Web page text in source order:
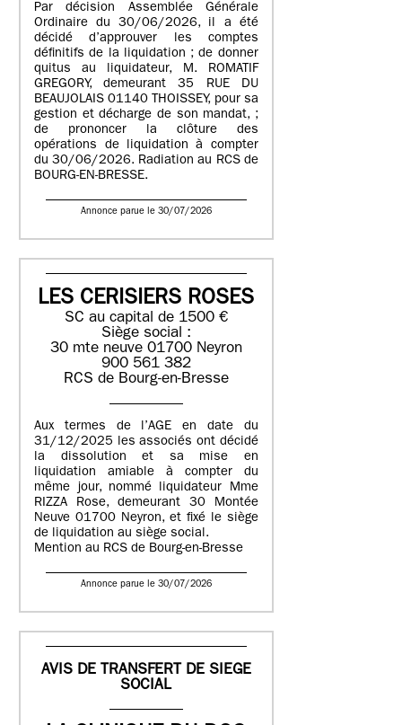
Par décision Assemblée Générale
Ordinaire du 30/06/2026, il a été
décidé d’approuver les comptes
définitifs de la liquidation ; de donner
quitus au liquidateur, M. ROMATIF
GREGORY, demeurant 35 RUE DU
BEAUJOLAIS 01140 THOISSEY, pour sa
gestion et décharge de son mandat, ;
de prononcer la clôture des
opérations de liquidation à compter
du 30/06/2026. Radiation au RCS de
BOURG-EN-BRESSE.
Annonce parue le 30/07/2026
LES CERISIERS ROSES
SC au capital de 1500 €
Siège social :
30 mte neuve 01700 Neyron
900 561 382
RCS de Bourg-en-Bresse
Aux termes de l’AGE en date du
31/12/2025 les associés ont décidé
la dissolution et sa mise en
liquidation amiable à compter du
même jour, nommé liquidateur Mme
RIZZA Rose, demeurant 30 Montée
Neuve 01700 Neyron, et fixé le siège
de liquidation au siège social.
Mention au RCS de Bourg-en-Bresse
Annonce parue le 30/07/2026
AVIS DE TRANSFERT DE SIEGE
SOCIAL